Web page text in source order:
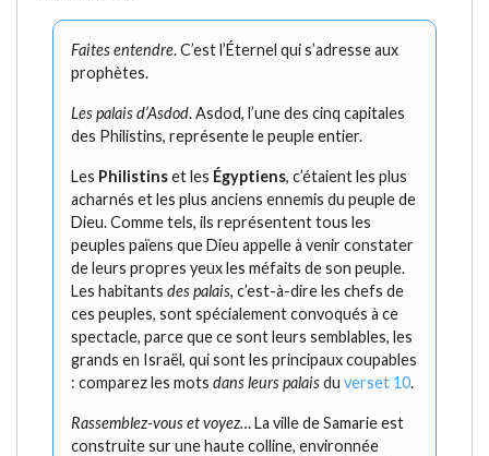
Faites entendre. C’est l’Éternel qui s’adresse aux
prophètes.
Les palais d’Asdod. Asdod, l’une des cinq capitales
des Philistins, représente le peuple entier.
Les Philistinset les Égyptiens, c’étaient les plus
acharnés et les plus anciens ennemis du peuple de
Dieu. Comme tels, ils représentent tous les
peuples païens que Dieu appelle à venir constater
de leurs propres yeux les méfaits de son peuple.
Les habitants des palais, c’est-à-dire les chefs de
ces peuples, sont spécialement convoqués à ce
spectacle, parce que ce sont leurs semblables, les
grands en Israël, qui sont les principaux coupables
: comparez les mots dans leurs palaisdu verset 10.
Rassemblez-vous et voyez…La ville de Samarie est
construite sur une haute colline, environnée